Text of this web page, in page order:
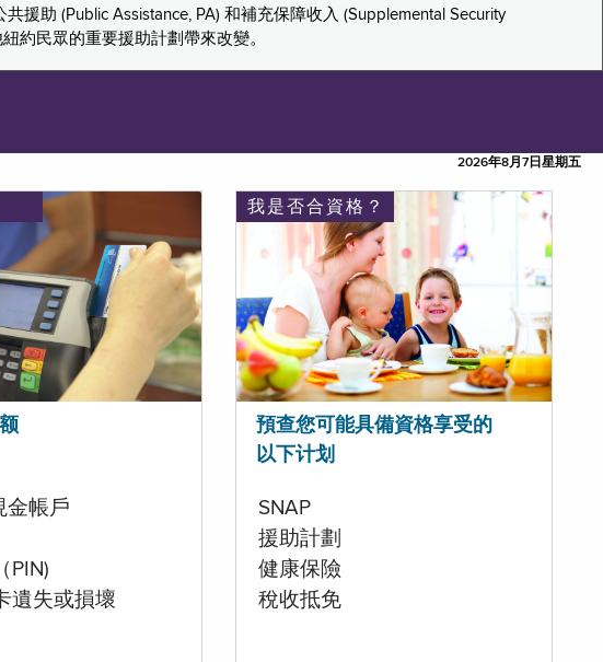
援助 (Public Assistance, PA) 和補充保障收入 (Supplemental Security
約民眾的重要援助計劃帶來改變。
2026年8月7日星期五
金帳戶
PIN)
遺失或損壞
我是否合資格？
預查您可能具備資格享受的
以下计划
SNAP
援助計劃
健康保險
稅收抵免